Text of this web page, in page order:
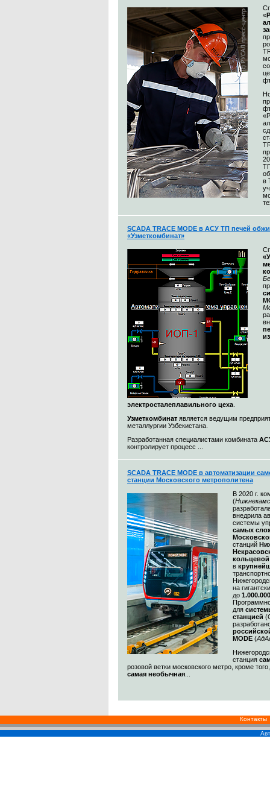
«
в
SCADA TRACE MODE в АСУ ТП печей
«Узметкомбинат»
электросталеплавильного цеха
Узметкомбинат является ведущим
металлургии Узбекистана.
Разработанная специалистами комбината
контролирует процесс ...
SCADA TRACE MODE в автоматизации
станции Московского метрополитена
В 2020 г.
(
внедрила
системы
самых
станций
в
на
до
для
станцией
MODE (
станция
розовой ветки московского метро, кроме
самая необычная
Контакты